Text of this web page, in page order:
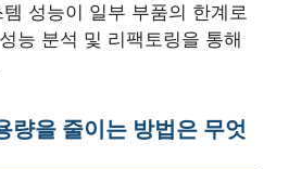
성능이 일부 부품의 한계로
능 분석 및 리팩토링을 통해
량을 줄이는 방법은 무엇